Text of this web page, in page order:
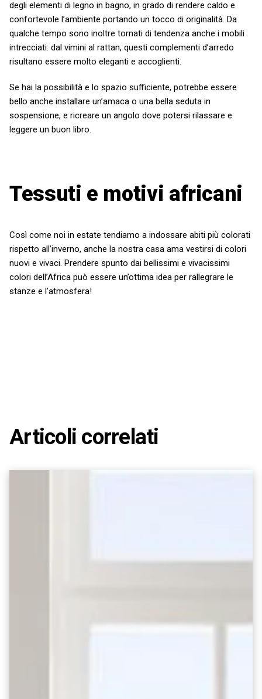
degli elementi di legno in bagno, in grado di rendere caldo e
confortevole l’ambiente portando un tocco di originalità. Da
qualche tempo sono inoltre tornati di tendenza anche i mobili
intrecciati: dal vimini al rattan, questi complementi d’arredo
risultano essere molto eleganti e accoglienti.
Se hai la possibilità e lo spazio sufficiente, potrebbe essere
bello anche installare un’amaca o una bella seduta in
sospensione, e ricreare un angolo dove potersi rilassare e
leggere un buon libro.
Tessuti e motivi africani
Così come noi in estate tendiamo a indossare abiti più colorati
rispetto all’inverno, anche la nostra casa ama vestirsi di colori
nuovi e vivaci. Prendere spunto dai bellissimi e vivacissimi
colori dell’Africa può essere un’ottima idea per rallegrare le
stanze e l’atmosfera!
Articoli correlati